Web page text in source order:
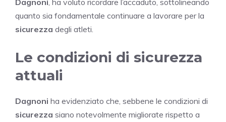
quanto sia fondamentale continuare a lavorare per la
sicurezza degli atleti.
Le condizioni di sicurezza
attuali
Dagnoni ha evidenziato che, sebbene le condizioni di
sicurezza siano notevolmente migliorate rispetto a